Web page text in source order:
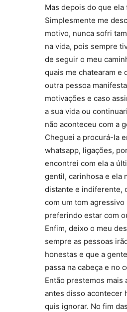
Mas depois do que ela
Simplesmente me
motivo, nunca sofri
na vida, pois sempre
de seguir o meu
quais me chatearam e
outra pessoa
motivações e caso
a sua vida ou
não aconteceu com a
Cheguei a procurá-la
whatsapp, ligações,
encontrei com ela a
gentil, carinhosa e ela
distante e indiferente,
com um tom
preferindo estar com
Enfim, deixo o meu
sempre as pessoas
honestas e que a
passa na cabeça e no
Então prestemos mais
antes disso acontecer
quis ignorar. No fim